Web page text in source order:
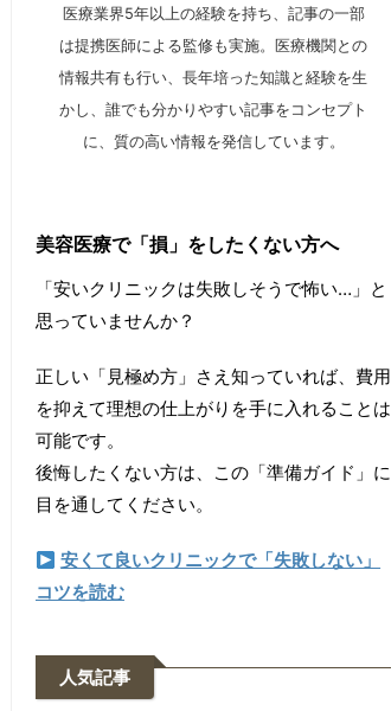
医療業界5年以上の経験を持ち、記事の一部
は提携医師による監修も実施。医療機関との
情報共有も行い、長年培った知識と経験を生
かし、誰でも分かりやすい記事をコンセプト
に、質の高い情報を発信しています。
美容医療で「損」をしたくない方へ
「安いクリニックは失敗しそうで怖い…」と
思っていませんか？
正しい「見極め方」さえ知っていれば、費用
を抑えて理想の仕上がりを手に入れることは
可能です。
後悔したくない方は、この「準備ガイド」に
目を通してください。
安くて良いクリニックで「失敗しない」
コツを読む
人気記事